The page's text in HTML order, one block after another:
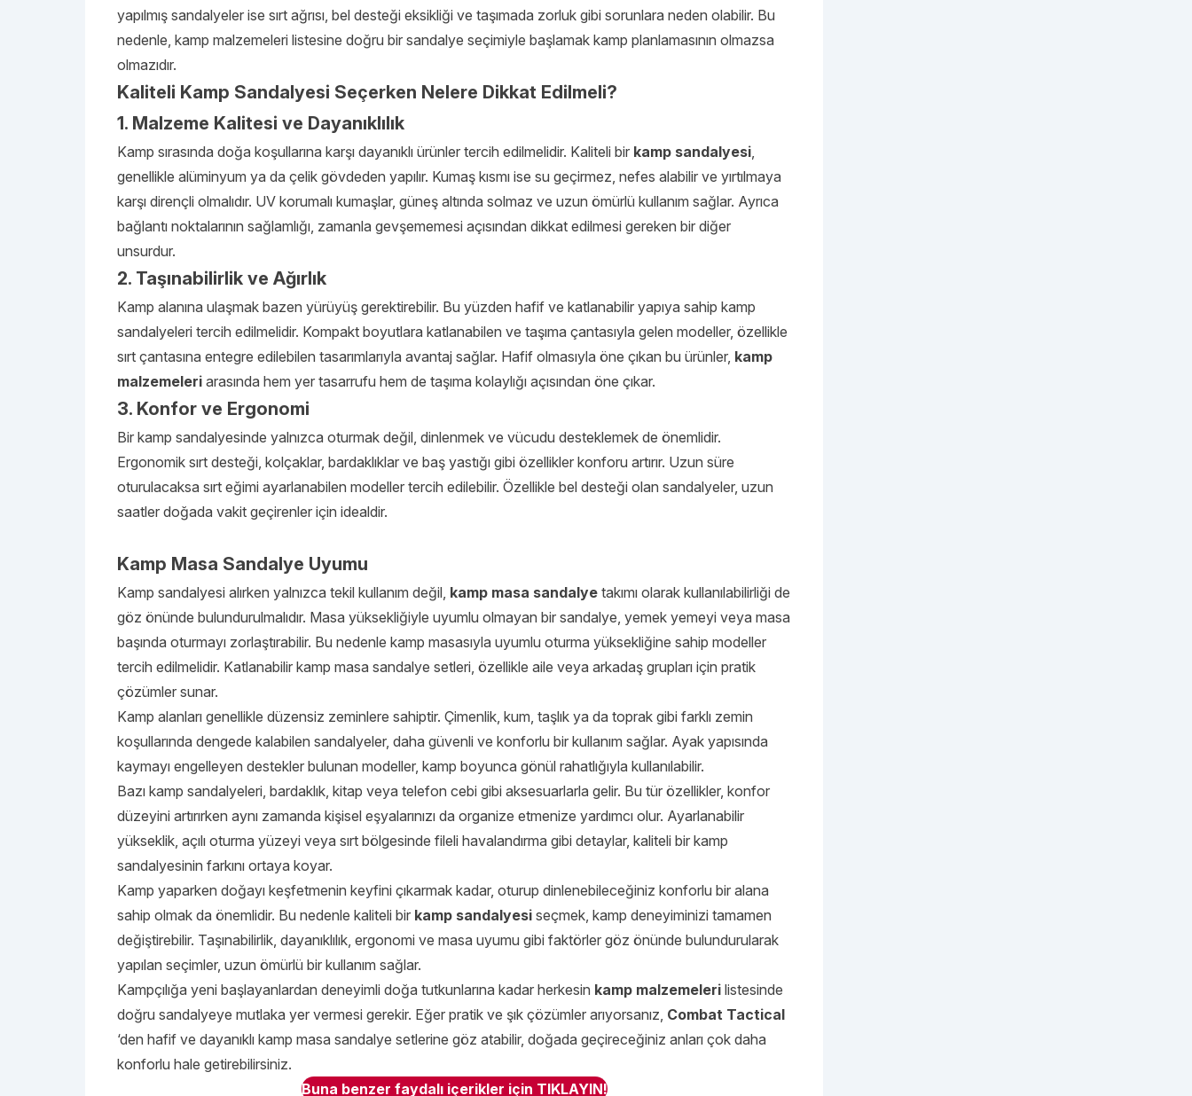
yapılmış sandalyeler ise sırt ağrısı, bel desteği eksikliği ve taşımada zorluk gibi sorunlara neden olabilir. Bu
nedenle, kamp malzemeleri listesine doğru bir sandalye seçimiyle başlamak kamp planlamasının olmazsa
olmazıdır.
Kaliteli Kamp Sandalyesi Seçerken Nelere Dikkat Edilmeli?
1. Malzeme Kalitesi ve Dayanıklılık
Kamp sırasında doğa koşullarına karşı dayanıklı ürünler tercih edilmelidir. Kaliteli bir kamp sandalyesi,
genellikle alüminyum ya da çelik gövdeden yapılır. Kumaş kısmı ise su geçirmez, nefes alabilir ve yırtılmaya
karşı dirençli olmalıdır. UV korumalı kumaşlar, güneş altında solmaz ve uzun ömürlü kullanım sağlar. Ayrıca
bağlantı noktalarının sağlamlığı, zamanla gevşememesi açısından dikkat edilmesi gereken bir diğer
unsurdur.
2. Taşınabilirlik ve Ağırlık
Kamp alanına ulaşmak bazen yürüyüş gerektirebilir. Bu yüzden hafif ve katlanabilir yapıya sahip kamp
sandalyeleri tercih edilmelidir. Kompakt boyutlara katlanabilen ve taşıma çantasıyla gelen modeller, özellikle
sırt çantasına entegre edilebilen tasarımlarıyla avantaj sağlar. Hafif olmasıyla öne çıkan bu ürünler, kamp
malzemeleri arasında hem yer tasarrufu hem de taşıma kolaylığı açısından öne çıkar.
3. Konfor ve Ergonomi
Bir kamp sandalyesinde yalnızca oturmak değil, dinlenmek ve vücudu desteklemek de önemlidir.
Ergonomik sırt desteği, kolçaklar, bardaklıklar ve baş yastığı gibi özellikler konforu artırır. Uzun süre
oturulacaksa sırt eğimi ayarlanabilen modeller tercih edilebilir. Özellikle bel desteği olan sandalyeler, uzun
saatler doğada vakit geçirenler için idealdir.
Kamp Masa Sandalye Uyumu
Kamp sandalyesi alırken yalnızca tekil kullanım değil, kamp masa sandalye takımı olarak kullanılabilirliği de
göz önünde bulundurulmalıdır. Masa yüksekliğiyle uyumlu olmayan bir sandalye, yemek yemeyi veya masa
başında oturmayı zorlaştırabilir. Bu nedenle kamp masasıyla uyumlu oturma yüksekliğine sahip modeller
tercih edilmelidir. Katlanabilir kamp masa sandalye setleri, özellikle aile veya arkadaş grupları için pratik
çözümler sunar.
Kamp alanları genellikle düzensiz zeminlere sahiptir. Çimenlik, kum, taşlık ya da toprak gibi farklı zemin
koşullarında dengede kalabilen sandalyeler, daha güvenli ve konforlu bir kullanım sağlar. Ayak yapısında
kaymayı engelleyen destekler bulunan modeller, kamp boyunca gönül rahatlığıyla kullanılabilir.
Bazı kamp sandalyeleri, bardaklık, kitap veya telefon cebi gibi aksesuarlarla gelir. Bu tür özellikler, konfor
düzeyini artırırken aynı zamanda kişisel eşyalarınızı da organize etmenize yardımcı olur. Ayarlanabilir
yükseklik, açılı oturma yüzeyi veya sırt bölgesinde fileli havalandırma gibi detaylar, kaliteli bir kamp
sandalyesinin farkını ortaya koyar.
Kamp yaparken doğayı keşfetmenin keyfini çıkarmak kadar, oturup dinlenebileceğiniz konforlu bir alana
sahip olmak da önemlidir. Bu nedenle kaliteli bir kamp sandalyesi seçmek, kamp deneyiminizi tamamen
değiştirebilir. Taşınabilirlik, dayanıklılık, ergonomi ve masa uyumu gibi faktörler göz önünde bulundurularak
yapılan seçimler, uzun ömürlü bir kullanım sağlar.
Kampçılığa yeni başlayanlardan deneyimli doğa tutkunlarına kadar herkesin kamp malzemeleri listesinde
doğru sandalyeye mutlaka yer vermesi gerekir. Eğer pratik ve şık çözümler arıyorsanız, Combat Tactical
‘den hafif ve dayanıklı kamp masa sandalye setlerine göz atabilir, doğada geçireceğiniz anları çok daha
konforlu hale getirebilirsiniz.
Buna benzer faydalı içerikler için TIKLAYIN!